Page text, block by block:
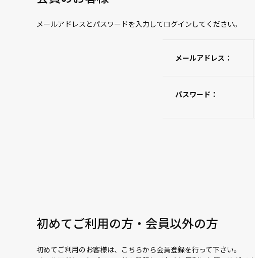
メールアドレスとパスワードを入力してログインしてください。
メールアドレス：
パスワード：
初めてご利用の方・会員以外の方
初めてご利用のお客様は、こちらから会員登録を行って下さい。